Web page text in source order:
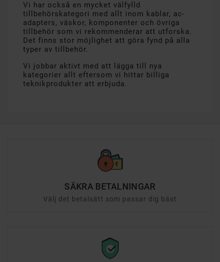
Vi har också en mycket välfylld
tillbehörskategori med allt inom kablar, ac-
adapters, väskor, komponenter och övriga
tillbehör som vi rekommenderar att utforska.
Det finns stor möjlighet att göra fynd på alla
typer av tillbehör.
Vi jobbar aktivt med att lägga till nya
kategorier allt eftersom vi hittar billiga
teknikprodukter att erbjuda.
SÄKRA BETALNINGAR
Välj det betalsätt som passar dig bäst